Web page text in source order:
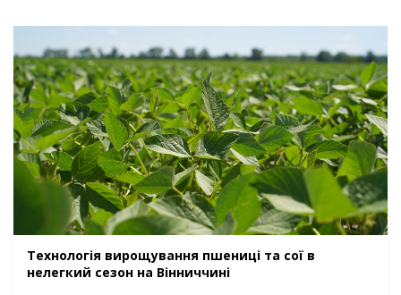
Технологія вирощування пшениці та сої в
нелегкий сезон на Вінниччині